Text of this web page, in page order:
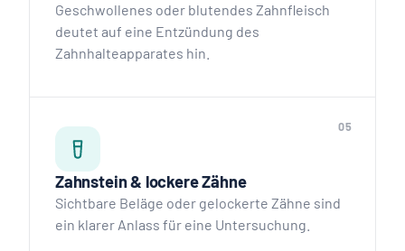
Geschwollenes oder blutendes Zahnfleisch
deutet auf eine Entzündung des
Zahnhalteapparates hin.
05
Zahnstein & lockere Zähne
Sichtbare Beläge oder gelockerte Zähne sind
ein klarer Anlass für eine Untersuchung.